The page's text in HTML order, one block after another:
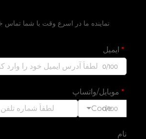
نماینده ما در اسرع وقت با شما تماس
ایمیل
0/100
موبایل/واتساپ
Code
0/100
نام